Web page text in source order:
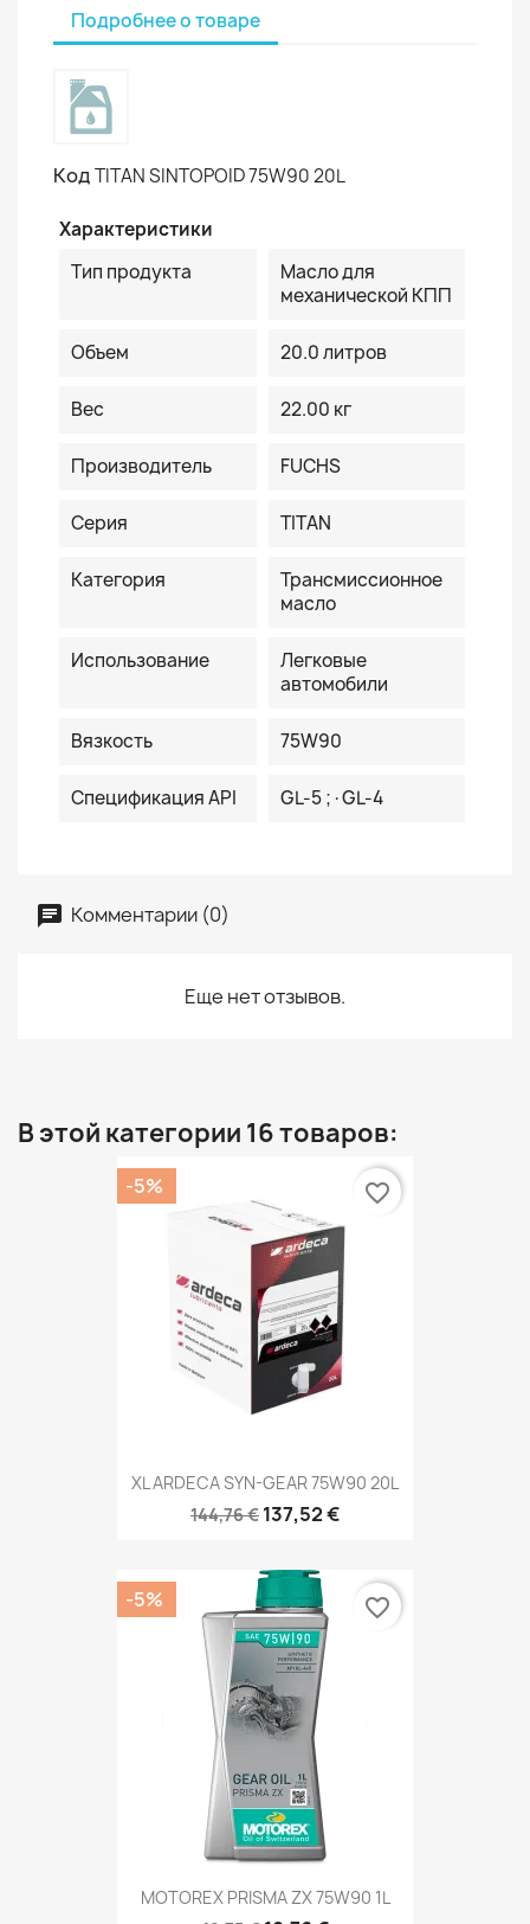
Подробнее о товаре
КодTITAN SINTOPOID 75W90 20L
Характеристики
Тип продукта
Масло для
механической КПП
Объем 20.0 литров
Вес 22.00 кг
Производитель FUCHS
Серия TITAN
Категория
Трансмиссионное
масло
Использование
Легковые
автомобили
Вязкость 75W90
Спецификация API GL-5 ;·GL-4
Комментарии (0)
Еще нет отзывов.
В этой категории 16 товаров:
XL ARDECA SYN-GEAR 75W90 20L
144,76 € 137,52 €
-5% favorite_border
MOTOREX PRISMA ZX 75W90 1L
-5% favorite_border